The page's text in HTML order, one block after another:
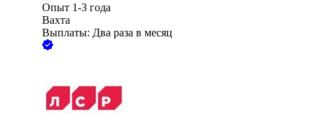
Опыт 1-3 года
Вахта
Выплаты: Два раза в месяц